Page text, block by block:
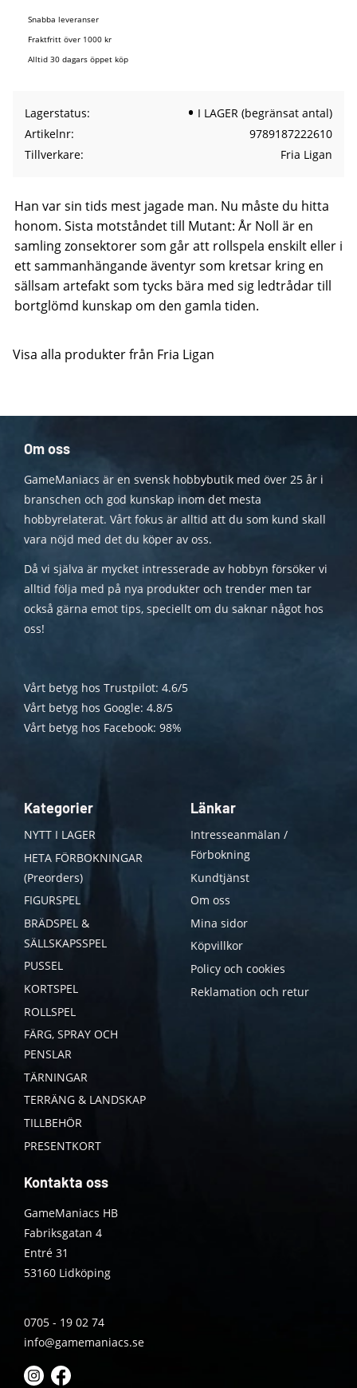
Snabba leveranser
Fraktfritt över 1000 kr
Alltid 30 dagars öppet köp
Lagerstatus
I LAGER (begränsat antal)
Artikelnr
9789187222610
Tillverkare
Fria Ligan
Han var sin tids mest jagade man. Nu måste du hitta
honom. Sista motståndet till Mutant: År Noll är en
samling zonsektorer som går att rollspela enskilt eller i
ett sammanhängande äventyr som kretsar kring en
sällsam artefakt som tycks bära med sig ledtrådar till
bortglömd kunskap om den gamla tiden.
Visa alla produkter från Fria Ligan
Om oss
GameManiacs är en svensk hobbybutik med över 25 år i
branschen och god kunskap inom det mesta
hobbyrelaterat. Vårt fokus är alltid att du som kund skall
vara nöjd med det du köper av oss.
Då vi själva är mycket intresserade av hobbyn försöker vi
alltid följa med på nya produkter och trender men tar
också gärna emot tips, speciellt om du saknar något hos
oss!
Vårt betyg hos Trustpilot: 4.6/5
Vårt betyg hos Google: 4.8/5
Vårt betyg hos Facebook: 98%
Kategorier
NYTT I LAGER
HETA FÖRBOKNINGAR
(Preorders)
FIGURSPEL
BRÄDSPEL &
SÄLLSKAPSSPEL
PUSSEL
KORTSPEL
ROLLSPEL
FÄRG, SPRAY OCH
PENSLAR
TÄRNINGAR
TERRÄNG & LANDSKAP
TILLBEHÖR
PRESENTKORT
Länkar
Intresseanmälan /
Förbokning
Kundtjänst
Om oss
Mina sidor
Köpvillkor
Policy och cookies
Reklamation och retur
Kontakta oss
GameManiacs HB
Fabriksgatan 4
Entré 31
53160 Lidköping
0705 - 19 02 74
info@gamemaniacs.se